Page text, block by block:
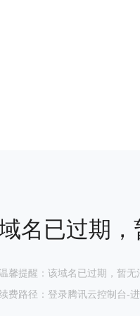
名已过期，
馨提醒：该域名已过期，暂
费路径：登录腾讯云控制台-